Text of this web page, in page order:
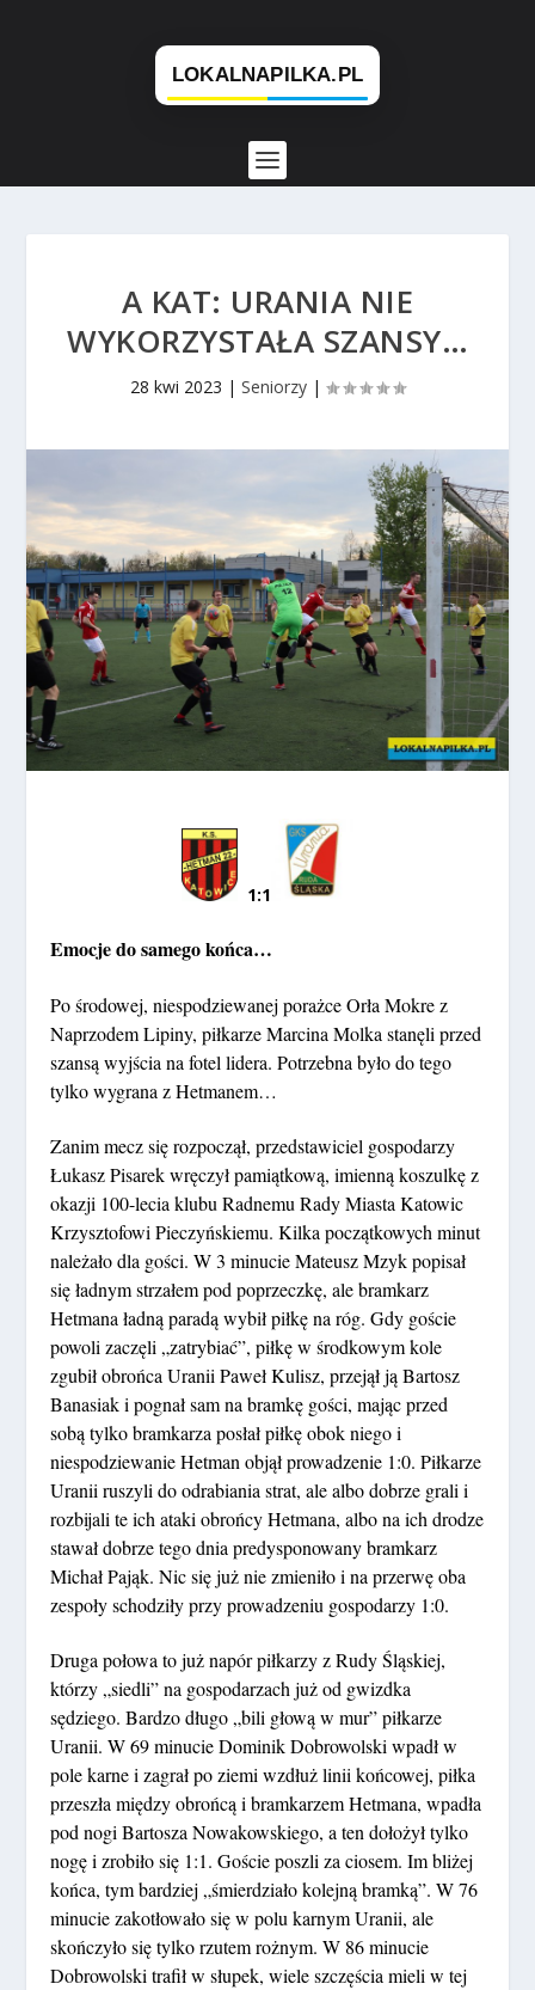
A KAT: URANIA NIE
WYKORZYSTAŁA SZANSY…
28 kwi 2023 | Seniorzy |
1:1
Emocje do samego końca…
Po środowej, niespodziewanej porażce Orła Mokre z
Naprzodem Lipiny, piłkarze Marcina Molka stanęli przed
szansą wyjścia na fotel lidera. Potrzebna było do tego
tylko wygrana z Hetmanem…
Zanim mecz się rozpoczął, przedstawiciel gospodarzy
Łukasz Pisarek wręczył pamiątkową, imienną koszulkę z
okazji 100-lecia klubu Radnemu Rady Miasta Katowic
Krzysztofowi Pieczyńskiemu. Kilka początkowych minut
należało dla gości. W 3 minucie Mateusz Mzyk popisał
się ładnym strzałem pod poprzeczkę, ale bramkarz
Hetmana ładną paradą wybił piłkę na róg. Gdy goście
powoli zaczęli „zatrybiać”, piłkę w środkowym kole
zgubił obrońca Uranii Paweł Kulisz, przejął ją Bartosz
Banasiak i pognał sam na bramkę gości, mając przed
sobą tylko bramkarza posłał piłkę obok niego i
niespodziewanie Hetman objął prowadzenie 1:0. Piłkarze
Uranii ruszyli do odrabiania strat, ale albo dobrze grali i
rozbijali te ich ataki obrońcy Hetmana, albo na ich drodze
stawał dobrze tego dnia predysponowany bramkarz
Michał Pająk. Nic się już nie zmieniło i na przerwę oba
zespoły schodziły przy prowadzeniu gospodarzy 1:0.
Druga połowa to już napór piłkarzy z Rudy Śląskiej,
którzy „siedli” na gospodarzach już od gwizdka
sędziego. Bardzo długo „bili głową w mur” piłkarze
Uranii. W 69 minucie Dominik Dobrowolski wpadł w
pole karne i zagrał po ziemi wzdłuż linii końcowej, piłka
przeszła między obrońcą i bramkarzem Hetmana, wpadła
pod nogi Bartosza Nowakowskiego, a ten dołożył tylko
nogę i zrobiło się 1:1. Goście poszli za ciosem. Im bliżej
końca, tym bardziej „śmierdziało kolejną bramką”. W 76
minucie zakotłowało się w polu karnym Uranii, ale
skończyło się tylko rzutem rożnym. W 86 minucie
Dobrowolski trafił w słupek, wiele szczęścia mieli w tej